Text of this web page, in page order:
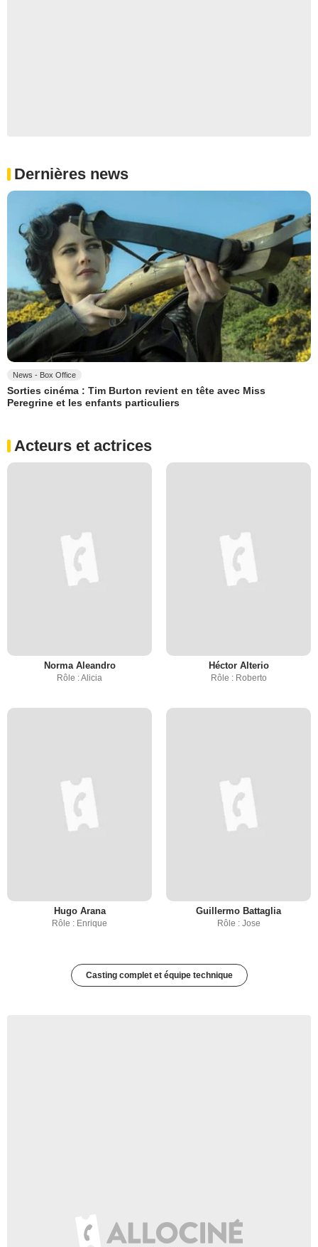
Dernières news
News - Box Office
Sorties cinéma : Tim Burton revient en tête avec Miss
Peregrine et les enfants particuliers
Acteurs et actrices
Norma Aleandro
Rôle : Alicia
Héctor Alterio
Rôle : Roberto
Hugo Arana
Rôle : Enrique
Guillermo Battaglia
Rôle : Jose
Casting complet et équipe technique